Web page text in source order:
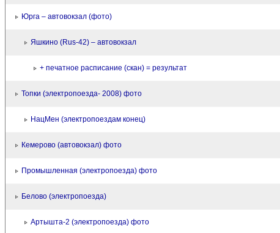
Юрга – автовокзал (фото)
Яшкино (Rus-42) – автовокзал
+ печатное расписание (скан) = результат
Топки (электропоезда- 2008) фото
НацМен (электропоездам конец)
Кемерово (автовокзал) фото
Промышленная (электропоезда) фото
Белово (электропоезда)
Артышта-2 (электропоезда) фото